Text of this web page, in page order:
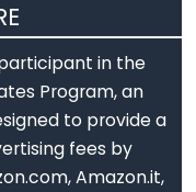
in the
Program, an
to provide a
fees by
Amazon.it,